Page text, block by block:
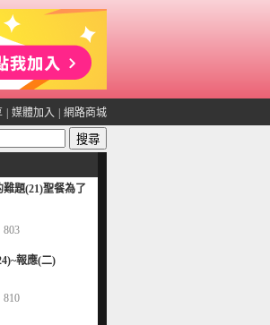
媒體加入 網路商城
題(21)聖餐為了
803
報應(二)
810